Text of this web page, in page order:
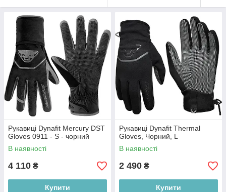
Рукавиці Dynafit Mercury DST
Gloves 0911 - S - чорний
В наявності
4 110 ₴
Купити
Рукавиці Dynafit Thermal
Gloves, Чорний, L
В наявності
2 490 ₴
Купити